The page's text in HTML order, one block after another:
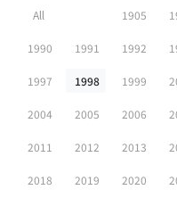
All 1905
1990 1991 1992
1997 1998 1999
2004 2005 2006
2011 2012 2013
2018 2019 2020